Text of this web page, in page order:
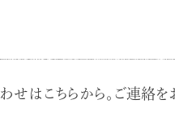
はこちらから。ご連絡を